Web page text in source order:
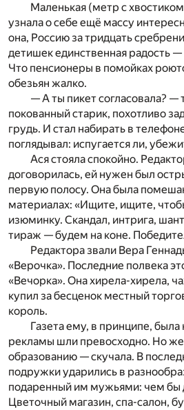
Маленькая (метр с
узнала о себе ещё массу
она, Россию за тридцать
детишек единственная радость —
Что пенсионеры в помойках
обезьян жалко.
— А ты пикет согласовала? —
покованный старик, похотливо
грудь. И стал набирать в
поглядывал: испугается ли,
Ася стояла спокойно.
договорилась, ей нужен был
первую полосу. Она была
материалах: «Ищите, ищите,
изюминку. Скандал, интрига,
тираж — будем на коне.
Редактора звали Вера
«Верочка». Последние полвека
«Вечорка». Она хирела-хирела,
купил за бесценок местный
король.
Газета ему, в принципе, была
рекламы шли превосходно. Но
образованию — скучала. В
подружки ударились в
подаренный им мужьями: чем бы
Цветочный магазин, спа-салон,